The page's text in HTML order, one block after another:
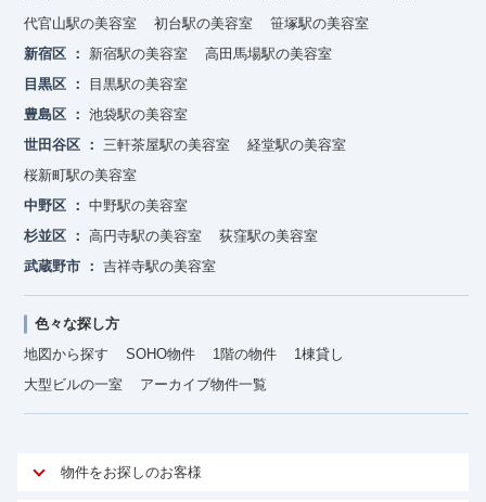
代官山駅の美容室
初台駅の美容室
笹塚駅の美容室
新宿区
新宿駅の美容室
高田馬場駅の美容室
目黒区
目黒駅の美容室
豊島区
池袋駅の美容室
世田谷区
三軒茶屋駅の美容室
経堂駅の美容室
桜新町駅の美容室
中野区
中野駅の美容室
杉並区
高円寺駅の美容室
荻窪駅の美容室
武蔵野市
吉祥寺駅の美容室
色々な探し方
地図から探す
SOHO物件 1階の物件
1棟貸し
大型ビルの一室
アーカイブ物件一覧
物件をお探しのお客様